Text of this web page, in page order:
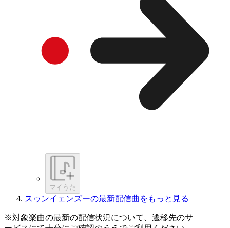
マイうた
スゥンイェンズーの最新配信曲をもっと見る
※対象楽曲の最新の配信状況について、遷移先のサ